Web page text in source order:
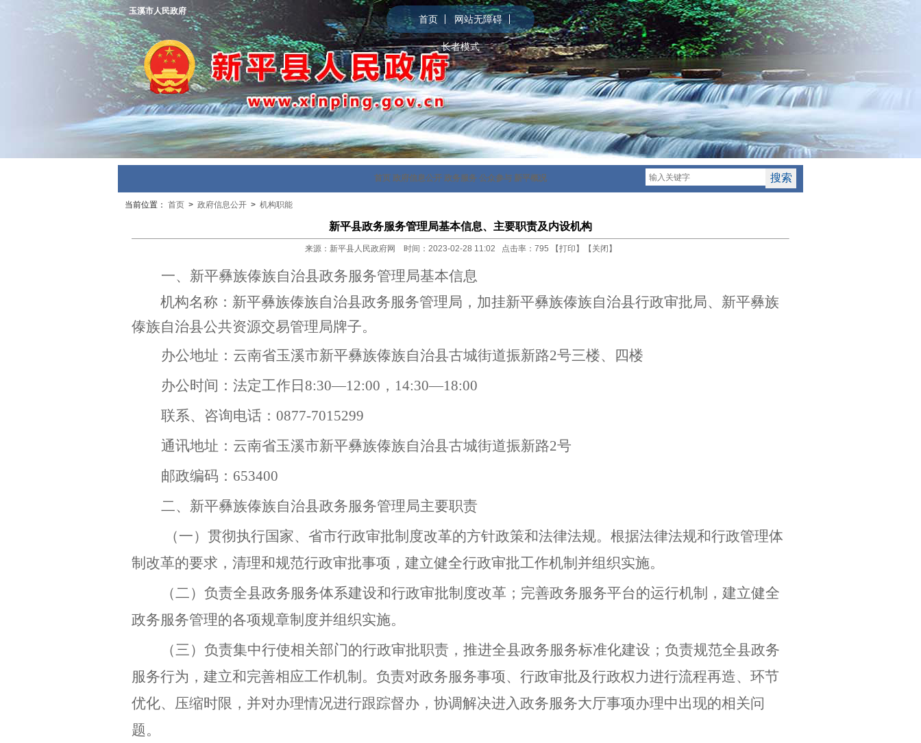
首页 网站无障碍
长者模式
玉溪市人民政府
首页 政府信息公开 政务服务 公众参与 新平概况
当前位置： 首页 > 政府信息公开 > 机构职能
新平县政务服务管理局基本信息、主要职责及内设机构
来源：新平县人民政府网 时间：2023-02-28 11:02 点击率： 795 【打印 】【 关闭 】
一、 新平彝族傣族自治县政务服务管理局基本信息
机构名称： 新平彝族傣族自治县政务服务管理局 ， 加挂新平彝族傣族自治县行政审批局、新平彝族
傣族自治县公共资源交易管理局牌子。
办公地址：云南省玉溪市新平彝族傣族自治县古城街道振新路2号三楼、四楼
办公时间：法定工作日 8:30—12:00 ， 14:30—18:00
联系、咨询电话： 0877-7015299
通讯地址： 云南省玉溪市新平彝族傣族自治县古城街道振新路2号
邮政编码： 653400
二、新平彝族傣族自治县政务服务管理局主要职责
（一）贯彻执行国家、省市行政审批制度改革的方针政策和法律法规。根据法律法规和行政管理体
制改革的要求，清理和规范行政审批事项，建立健全行政审批工作机制并组织实施。
（二）负责全县政务服务体系建设和行政审批制度改革；完善政务服务平台的运行机制，建立健全
政务服务管理的各项规章制度并组织实施。
（三）负责集中行使相关部门的行政审批职责，推进全县政务服务标准化建设；负责规范全县政务
服务行为，建立和完善相应工作机制。负责对政务服务事项、行政审批及行政权力进行流程再造、环节
优化、压缩时限，并对办理情况进行跟踪督办，协调解决进入政务服务大厅事项办理中出现的相关问
题。